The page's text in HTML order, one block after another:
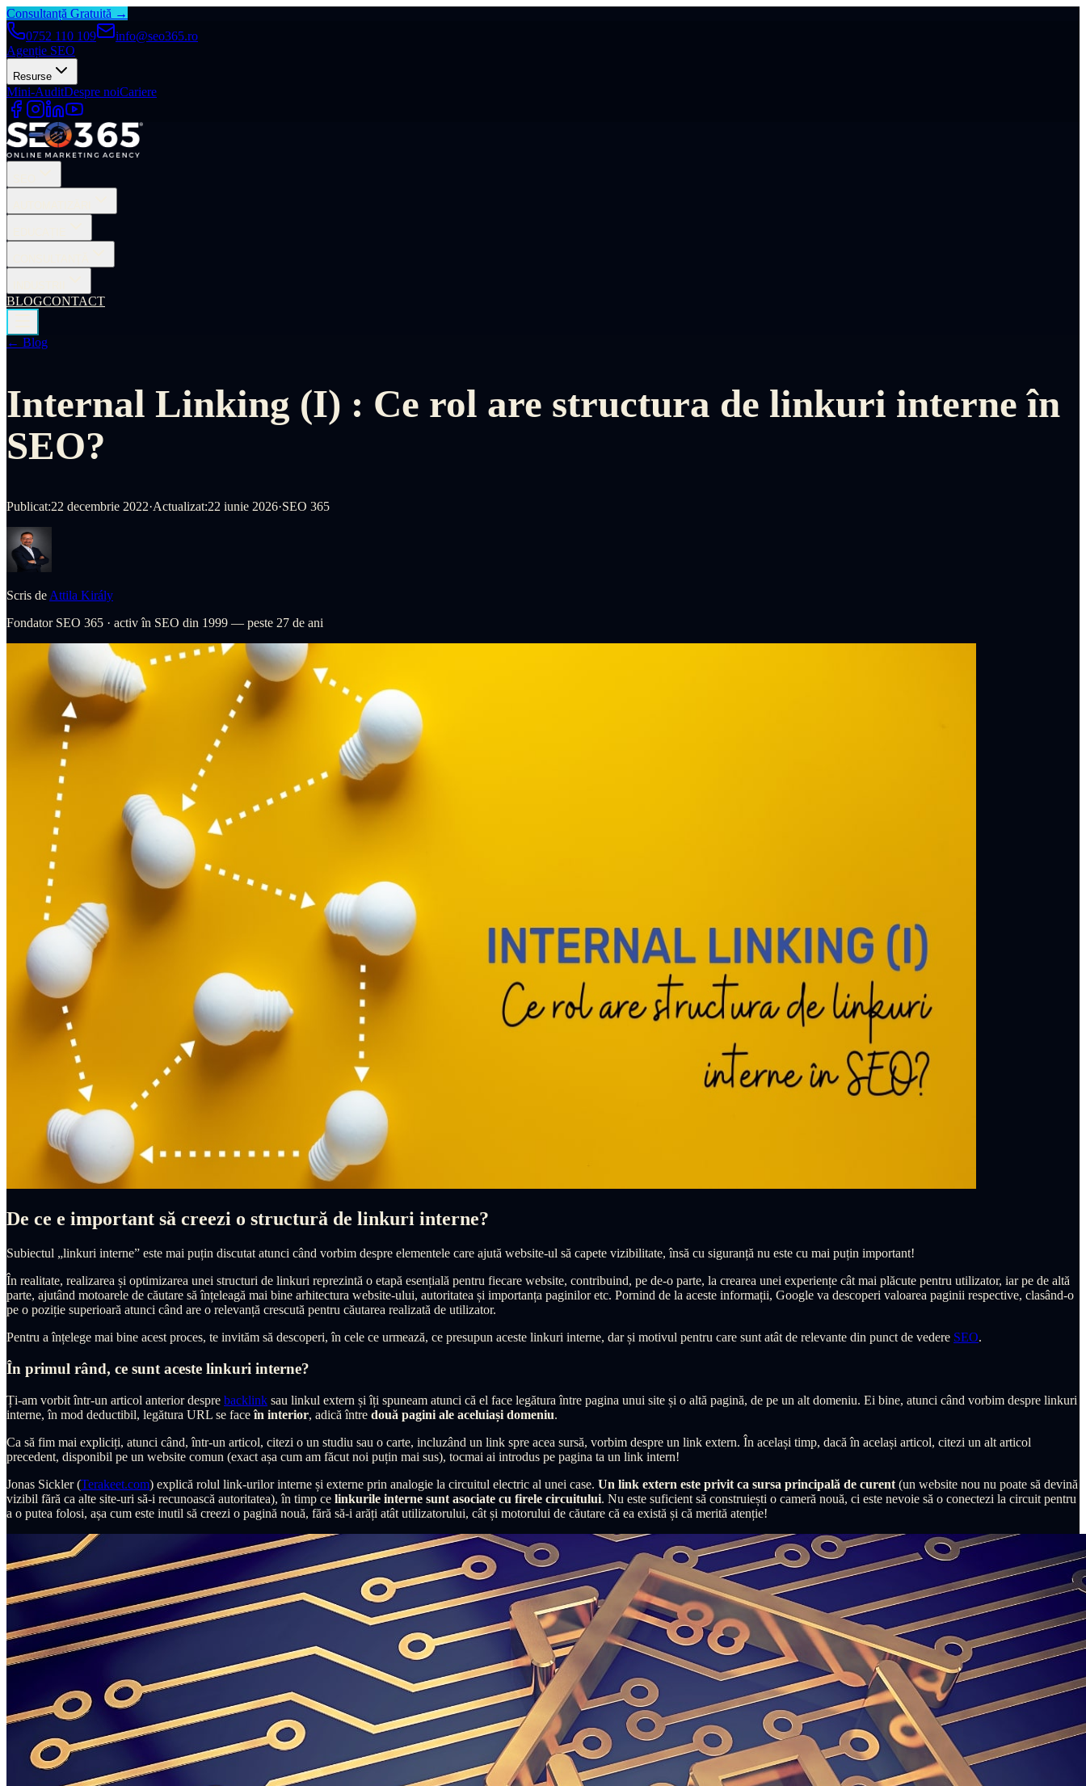
Consultanță Gratuită →
0752 110 109
info@seo365.ro
Agenție SEO
Resurse
Mini-AuditDespre noiCariere
BLOGCONTACT
← Blog
Internal Linking (I) : Ce rol are structura de linkuri interne în
SEO?
Publicat:22 decembrie 2022·Actualizat:22 iunie 2026·SEO 365
Scris de Attila Király
Fondator SEO 365 · activ în SEO din 1999 — peste 27 de ani
De ce e important să creezi o structură de linkuri interne?
Subiectul „linkuri interne” este mai puțin discutat atunci când vorbim despre elementele care ajută website-ul să capete vizibilitate, însă cu siguranță nu este cu mai puțin important!
În realitate, realizarea și optimizarea unei structuri de linkuri reprezintă o etapă esențială pentru fiecare website, contribuind, pe de-o parte, la crearea unei experiențe cât mai plăcute pentru utilizator, iar pe de altă
parte, ajutând motoarele de căutare să înțeleagă mai bine arhitectura website-ului, autoritatea și importanța paginilor etc. Pornind de la aceste informații, Google va descoperi valoarea paginii respective, clasând-o
pe o poziție superioară atunci când are o relevanță crescută pentru căutarea realizată de utilizator.
Pentru a înțelege mai bine acest proces, te invităm să descoperi, în cele ce urmează, ce presupun aceste linkuri interne, dar și motivul pentru care sunt atât de relevante din punct de vedere SEO.
În primul rând, ce sunt aceste linkuri interne?
Ți-am vorbit într-un articol anterior despre backlink sau linkul extern și îți spuneam atunci că el face legătura între pagina unui site și o altă pagină, de pe un alt domeniu. Ei bine, atunci când vorbim despre linkuri
interne, în mod deductibil, legătura URL se faceîn interior, adică între două pagini ale aceluiași domeniu.
Ca să fim mai expliciți, atunci când, într-un articol, citezi o un studiu sau o carte, incluzând un link spre acea sursă, vorbim despre un link extern. În același timp, dacă în același articol, citezi un alt articol
precedent, disponibil pe un website comun (exact așa cum am făcut noi puțin mai sus), tocmai ai introdus pe pagina ta un link intern!
Jonas Sickler (Terakeet.com) explică rolul link-urilor interne și externe prin analogie la circuitul electric al unei case. Un link extern este privit ca sursa principală de curent (un website nou nu poate să devină
vizibil fără ca alte site-uri să-i recunoască autoritatea), în timp ce linkurile interne sunt asociate cu firele circuitului. Nu este suficient să construiești o cameră nouă, ci este nevoie să o conectezi la circuit pentru
a o putea folosi, așa cum este inutil să creezi o pagină nouă, fără să-i arăți atât utilizatorului, cât și motorului de căutare că ea există și că merită atenție!